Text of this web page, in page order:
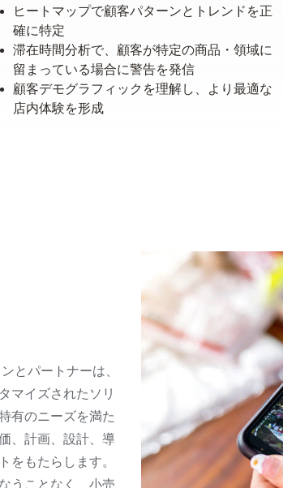
ヒートマップで顧客パターンとトレンドを正
確に特定
滞在時間分析で、顧客が特定の商品・領域に
留まっている場合に警告を発信
顧客デモグラフィックを理解し、より最適な
店内体験を形成
とパートナーは、
マイズされたソリ
有のニーズを満た
、計画、設計、導
をもたらします。
うことなく、小売